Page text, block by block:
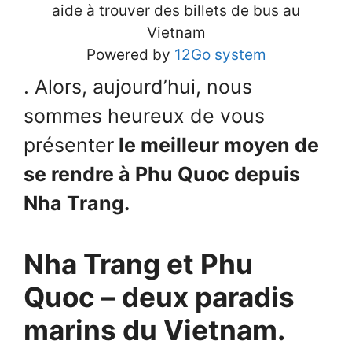
aide à trouver des billets de bus au
Vietnam
Powered by 12Go system
. Alors, aujourd’hui, nous
sommes heureux de vous
présenter le meilleur moyen de
se rendre à Phu Quoc depuis
Nha Trang.
Nha Trang et Phu
Quoc – deux paradis
marins du Vietnam.